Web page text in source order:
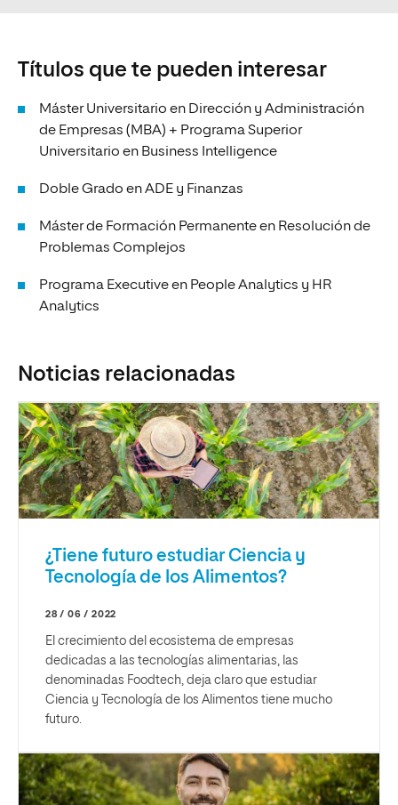
Títulos que te pueden interesar
Máster Universitario en Dirección y Administración
de Empresas (MBA) + Programa Superior
Universitario en Business Intelligence
Doble Grado en ADE y Finanzas
Máster de Formación Permanente en Resolución de
Problemas Complejos
Programa Executive en People Analytics y HR
Analytics
Noticias relacionadas
¿Tiene futuro estudiar Ciencia y
Tecnología de los Alimentos?
28 / 06 / 2022
El crecimiento del ecosistema de empresas
dedicadas a las tecnologías alimentarias, las
denominadas Foodtech, deja claro que estudiar
Ciencia y Tecnología de los Alimentos tiene mucho
futuro.